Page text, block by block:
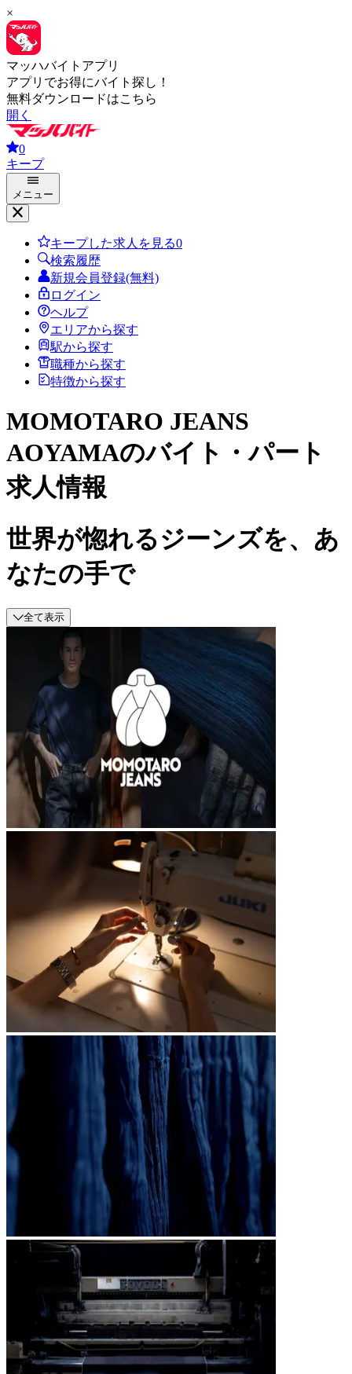
×
マッハバイトアプリ
アプリでお得にバイト探し！
無料ダウンロードはこちら
開く
0
キープ
メニュー
キープした求人を見る0
検索履歴
新規会員登録(無料)
ログイン
ヘルプ
エリアから探す
駅から探す
職種から探す
特徴から探す
MOMOTARO JEANS
AOYAMAのバイト・パート
求人情報
世界が惚れるジーンズを、あ
なたの手で
全て表示